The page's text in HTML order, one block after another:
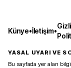
Künye•İletişim•
YASAL UYARI VE
Bu sayfada yer alan